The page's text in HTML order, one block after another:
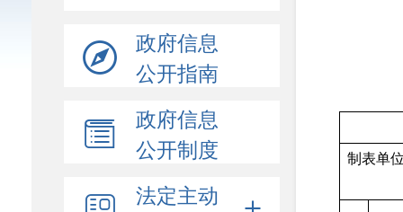
政府信息
公开指南
政府信息
公开制度
法定主动
制